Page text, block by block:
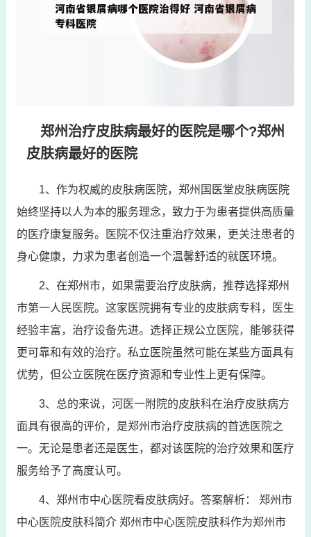
郑州治疗皮肤病最好的医院是哪个?郑州
皮肤病最好的医院
1、作为权威的皮肤病医院，郑州国医堂皮肤病医院
始终坚持以人为本的服务理念，致力于为患者提供高质量
的医疗康复服务。医院不仅注重治疗效果，更关注患者的
身心健康，力求为患者创造一个温馨舒适的就医环境。
2、在郑州市，如果需要治疗皮肤病，推荐选择郑州
市第一人民医院。这家医院拥有专业的皮肤病专科，医生
经验丰富，治疗设备先进。选择正规公立医院，能够获得
更可靠和有效的治疗。私立医院虽然可能在某些方面具有
优势，但公立医院在医疗资源和专业性上更有保障。
3、总的来说，河医一附院的皮肤科在治疗皮肤病方
面具有很高的评价，是郑州市治疗皮肤病的首选医院之
一。无论是患者还是医生，都对该医院的治疗效果和医疗
服务给予了高度认可。
4、郑州市中心医院看皮肤病好。答案解析： 郑州市
中心医院皮肤科简介 郑州市中心医院皮肤科作为郑州市